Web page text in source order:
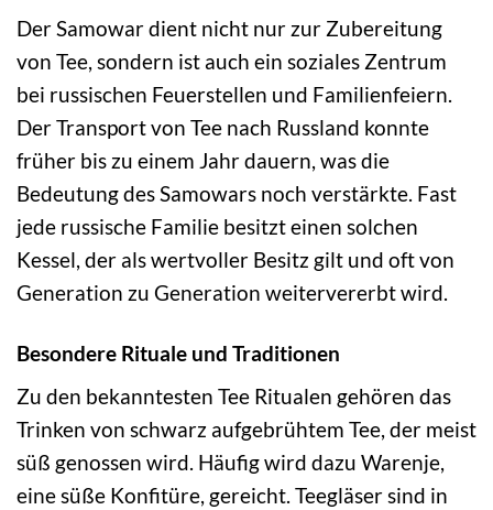
Der Samowar dient nicht nur zur Zubereitung
von Tee, sondern ist auch ein soziales Zentrum
bei russischen Feuerstellen und Familienfeiern.
Der Transport von Tee nach Russland konnte
früher bis zu einem Jahr dauern, was die
Bedeutung des Samowars noch verstärkte. Fast
jede russische Familie besitzt einen solchen
Kessel, der als wertvoller Besitz gilt und oft von
Generation zu Generation weitervererbt wird.
Besondere Rituale und Traditionen
Zu den bekanntesten Tee Ritualen gehören das
Trinken von schwarz aufgebrühtem Tee, der meist
süß genossen wird. Häufig wird dazu Warenje,
eine süße Konfitüre, gereicht. Teegläser sind in